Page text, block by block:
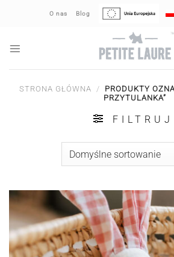
O nas Blog
STRONA GŁÓWNA /
PRODUKTY
PRZYTULANKA”
FILTRUJ